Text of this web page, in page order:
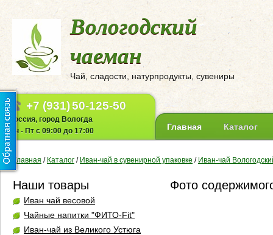
Вологодский
чаеман
Чай, сладости, натурпродукты, сувениры
+7 (931)50-125-50
Россия, город Вологда
Пн - Пт с 09:00 до 17:00
Главная Каталог
Главная / Каталог / Иван-чай в сувенирной упаковке / Иван-чай
Наши товары
Иван чай весовой
Чайные напитки "ФИТО-Fit"
Иван-чай из Великого Устюга
Фото